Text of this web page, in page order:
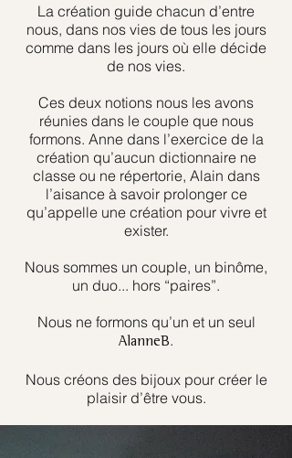
La création guide chacun d’entre
nous, dans nos vies de tous les jours
comme dans les jours où elle décide
de nos vies.
Ces deux notions nous les avons
réunies dans le couple que nous
formons. Anne dans l’exercice de la
création qu’aucun dictionnaire ne
classe ou ne répertorie, Alain dans
l’aisance à savoir prolonger ce
qu’appelle une création pour vivre et
exister.
Nous sommes un couple, un binôme,
un duo... hors “paires”.
Nous ne formons qu’un et un seul
AlanneB.
Nous créons des bijoux pour créer le
plaisir d’être vous.